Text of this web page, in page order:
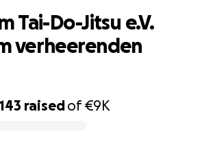
raisedof€9K
Tai-Do-Jitsu e.V.
verheerenden